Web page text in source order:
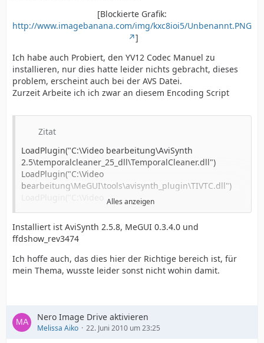
[Blockierte Grafik:
http://www.imagebanana.com/img/kxc8ioi5/Unbenannt.PNG
]
Ich habe auch Probiert, den YV12 Codec Manuel zu
installieren, nur dies hatte leider nichts gebracht, dieses
problem, erscheint auch bei der AVS Datei.
Zurzeit Arbeite ich ich zwar an diesem Encoding Script
Zitat
LoadPlugin("C:\Video bearbeitung\AviSynth
2.5\temporalcleaner_25_dll\TemporalCleaner.dll")
LoadPlugin("C:\Video
bearbeitung\MeGUI\tools\avisynth_plugin\TIVTC.dll")
bearbeitung\MeGUI\tools\avisynth_plugin\ColorMatrix.d
LoadPlugin("C:\Video
bearbeitung\MeGUI\tools\dgindex\DGDecode.dll")
import("C:\Video bearbeitung\AviSynth 2.5\Didées
Funktionen 20070828\Spresso\SPresso.avs")
2.5\Examples\aaf.avs")
Video=DGDecode_mpeg2source("C:\Video
Alles anzeigen
Installiert ist AviSynth 2.5.8, MeGUI 0.3.4.0 und
ffdshow_rev3474
Ich hoffe auch, das dies hier der Richtige bereich ist, für
mein Thema, wusste leider sonst nicht wohin damit.
Nero Image Drive aktivieren
Melissa Aiko 22. Juni 2010 um 23:25